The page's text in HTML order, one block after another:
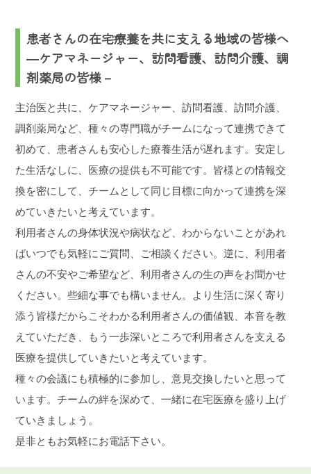
患者さんの在宅療養を共に支える地域の皆様へ
―ケアマネージャー、訪問看護、訪問介護、調
剤薬局の皆様－
主治医と共に、ケアマネージャー、訪問看護、訪問介護、
調剤薬局など、種々の専門職がチームになって連携できて
初めて、患者さんも安心した療養生活が遅れます。安定し
た生活なしに、医療の提供も不可能です。皆様との情報交
換を密にして、チームとして同じ目標に向かって連携を深
めていきたいと考えています。
利用者さんの身体状況や病状など、わからないことがあれ
ばいつでも気軽にご質問、ご相談ください。逆に、利用者
さんの不安やご希望など、利用者さんの生の声をお聞かせ
ください。些細な事でも構いません。より生活に深く寄り
添う皆様だからこそわかる利用者さんの価値観、本音を教
えていただき、もう一歩深いところで利用者さんを支える
医療を提供していきたいと考えています。
種々の会議にも積極的に参加し、意見交換したいと思って
います。チームの絆を深めて、一緒に在宅医療を盛り上げ
ていきましょう。
是非ともお気軽にお電話下さい。